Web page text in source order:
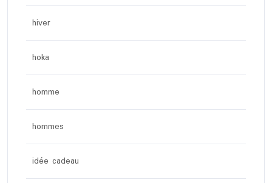
hiver
hoka
homme
hommes
idée cadeau